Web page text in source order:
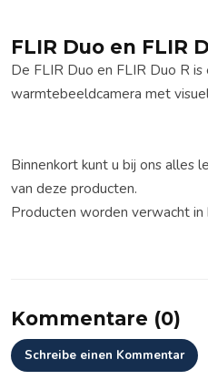
FLIR Duo en FLIR
De FLIR Duo en FLIR Duo R
warmtebeeldcamera met
Binnenkort kunt u bij ons alles
van deze producten.
Producten worden verwacht
Kommentare (0)
Schreibe einen Kommentar